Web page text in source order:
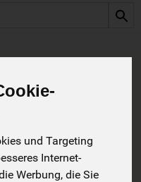
und Targeting
Internet-
Werbung, die Sie